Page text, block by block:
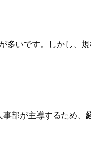
多いです。しかし、規
部が主導するため、